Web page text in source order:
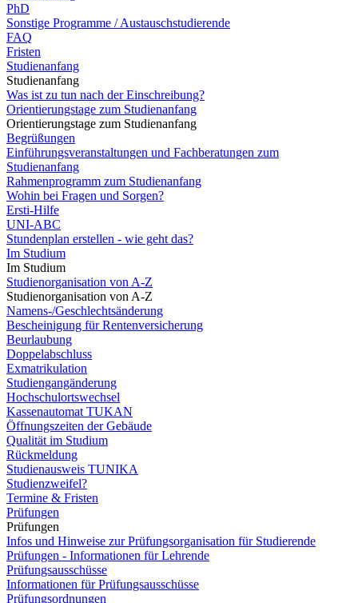
PhD
Sonstige Programme / Austauschstudierende
FAQ
Fristen
Studienanfang
Studienanfang
Was ist zu tun nach der Einschreibung?
Orientierungstage zum Studienanfang
Orientierungstage zum Studienanfang
Begrüßungen
Einführungsveranstaltungen und Fachberatungen zum
Studienanfang
Rahmenprogramm zum Studienanfang
Wohin bei Fragen und Sorgen?
Ersti-Hilfe
UNI-ABC
Stundenplan erstellen - wie geht das?
Im Studium
Im Studium
Studienorganisation von A-Z
Studienorganisation von A-Z
Namens-/Geschlechtsänderung
Bescheinigung für Rentenversicherung
Beurlaubung
Doppelabschluss
Exmatrikulation
Studiengangänderung
Hochschulortswechsel
Kassenautomat TUKAN
Öffnungszeiten der Gebäude
Qualität im Studium
Rückmeldung
Studienausweis TUNIKA
Studienzweifel?
Termine & Fristen
Prüfungen
Prüfungen
Infos und Hinweise zur Prüfungsorganisation für Studierende
Prüfungen - Informationen für Lehrende
Prüfungsausschüsse
Informationen für Prüfungsausschüsse
Prüfungsordnungen